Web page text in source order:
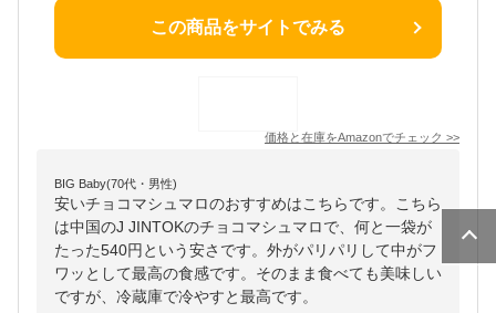
この商品をサイトでみる
価格と在庫をAmazonでチェック >>
BIG Baby(70代・男性)
安いチョコマシュマロのおすすめはこちらです。こちら
は中国のJ JINTOKのチョコマシュマロで、何と一袋が
たった540円という安さです。外がパリパリして中がフ
ワッとして最高の食感です。そのまま食べても美味しい
ですが、冷蔵庫で冷やすと最高です。